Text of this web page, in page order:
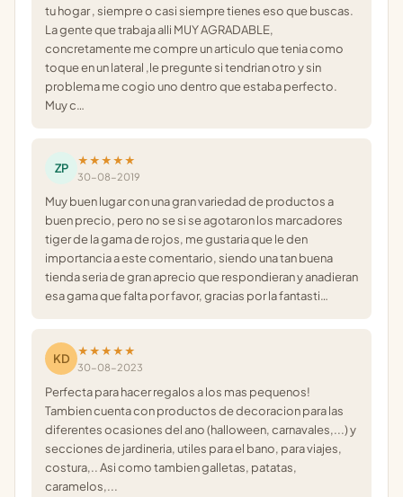
tu hogar , siempre o casi siempre tienes eso que buscas.
La gente que trabaja alli MUY AGRADABLE,
concretamente me compre un articulo que tenia como
toque en un lateral ,le pregunte si tendrian otro y sin
problema me cogio uno dentro que estaba perfecto.
Muy c…
ZP
★★★★★
30-08-2019
Muy buen lugar con una gran variedad de productos a
buen precio, pero no se si se agotaron los marcadores
tiger de la gama de rojos, me gustaria que le den
importancia a este comentario, siendo una tan buena
tienda seria de gran aprecio que respondieran y anadieran
esa gama que falta por favor, gracias por la fantasti…
KD
★★★★★
30-08-2023
Perfecta para hacer regalos a los mas pequenos!
Tambien cuenta con productos de decoracion para las
diferentes ocasiones del ano (halloween, carnavales,...) y
secciones de jardineria, utiles para el bano, para viajes,
costura,.. Asi como tambien galletas, patatas,
caramelos,...